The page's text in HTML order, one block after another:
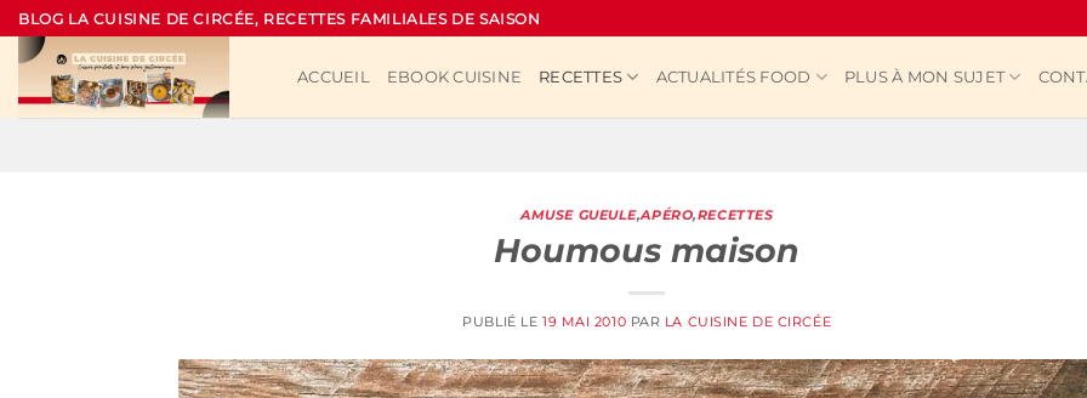
Passer
au
contenu
BLOG LA CUISINE DE CIRCÉE, RECETTES FAMILIALES DE SAISON
ACCUEIL EBOOK CUISINE RECETTES ACTUALITÉS FOOD PLUS À MON SUJET
AMUSE GUEULE,APÉRO,RECETTES
Houmous maison
PUBLIÉ LE 19 MAI 2010 PAR LA CUISINE DE CIRCÉE